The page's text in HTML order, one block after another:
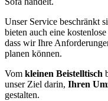
Unser Service beschränkt
bieten auch eine
dass wir Ihre
planen können.
Vom kleinen Beistelltisch
unser Ziel darin, Ihren
gestalten.